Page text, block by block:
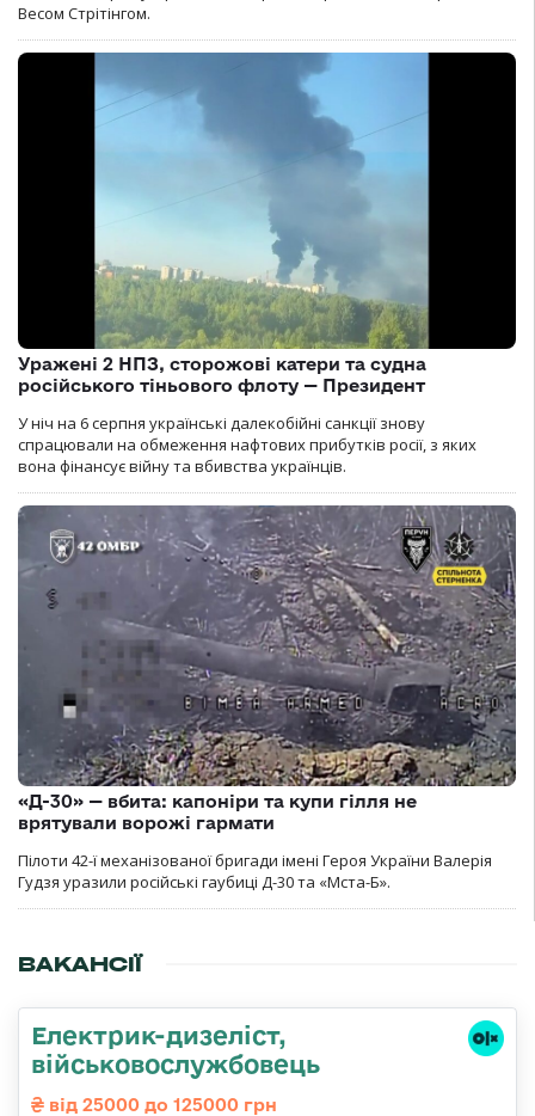
Весом Стрітінгом.
Уражені 2 НПЗ, сторожові катери та судна
російського тіньового флоту — Президент
У ніч на 6 серпня українські далекобійні санкції знову
спрацювали на обмеження нафтових прибутків росії, з яких
вона фінансує війну та вбивства українців.
«Д-30» — вбита: капоніри та купи гілля не
врятували ворожі гармати
Пілоти 42-ї механізованої бригади імені Героя України Валерія
Гудзя уразили російські гаубиці Д-30 та «Мста-Б».
ВАКАНСІЇ
Електрик-дизеліст,
військовослужбовець
від 25000 до 125000 грн